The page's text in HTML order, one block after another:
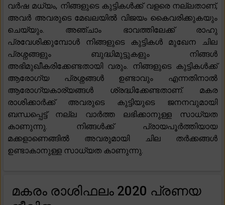
വർഷ മധ്യം, നിങ്ങളുടെ കുട്ടികൾക്ക് വളരെ നല്ലതാണ്,
അവർ അവരുടെ മേഖലയിൽ വിജയം കൈവരിക്കുകയും
ചെയ്യും. അഞ്ചാം ഭാവത്തിലേക്ക് രാഹു
പ്രവേശിക്കുമ്പോൾ നിങ്ങളുടെ കുട്ടികൾ മുഖേന ചില
പ്രശ്നങ്ങളും ബുദ്ധിമുട്ടുകളും നിങ്ങൾ
അഭിമുഖീകരിക്കേണ്ടതായി വരും. നിങ്ങളുടെ കുട്ടികൾക്ക്
ആരോഗ്യ പ്രശ്നങ്ങൾ ഉണ്ടാവും എന്നതിനാൽ
ആരോഗ്യകാര്യങ്ങൾ ശ്രദ്ധിക്കേണ്ടതാണ്. മകര
രാശിക്കാർക്ക് അവരുടെ കുട്ടിയുടെ ജനനവുമായി
ബന്ധപ്പെട്ട് നല്ല വാർത്ത ലഭിക്കാനുള്ള സാധ്യത
കാണുന്നു. നിങ്ങൾക്ക് പ്രായപൂർത്തിയായ
മക്കളാണെങ്ങിൽ അവരുമായി ചില തർക്കങ്ങൾ
ഉണ്ടാകാനുള്ള സാധ്യത കാണുന്നു.
മകരം രാശിഫലം 2020 പ്രണയ